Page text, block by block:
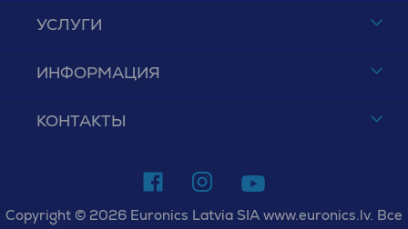
УСЛУГИ
ИНФОРМАЦИЯ
КОНТАКТЫ
Copyright © 2026 Euronics Latvia SIA www.euronics.lv. Все